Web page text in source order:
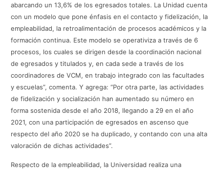
abarcando un 13,6% de los egresados totales. La Unidad cuenta
con un modelo que pone énfasis en el contacto y fidelización, la
empleabilidad, la retroalimentación de procesos académicos y la
formación continua. Este modelo se operativiza a través de 6
procesos, los cuales se dirigen desde la coordinación nacional
de egresados y titulados y, en cada sede a través de los
coordinadores de VCM, en trabajo integrado con las facultades
y escuelas”, comenta. Y agrega: “Por otra parte, las actividades
de fidelización y socialización han aumentado su número en
forma sostenida desde el año 2018, llegando a 29 en el año
2021, con una participación de egresados en ascenso que
respecto del año 2020 se ha duplicado, y contando con una alta
valoración de dichas actividades”.
Respecto de la empleabilidad, la Universidad realiza una